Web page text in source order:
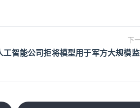
下
工智能公司拒将模型用于军方大规模